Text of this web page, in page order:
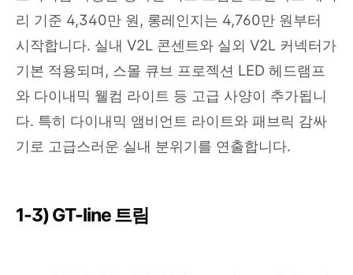
리 기준 4,340만 원, 롱레인지는 4,760만 원부터
시작합니다. 실내 V2L 콘센트와 실외 V2L 커넥터가
기본 적용되며, 스몰 큐브 프로젝션 LED 헤드램프
와 다이내믹 웰컴 라이트 등 고급 사양이 추가됩니
다. 특히 다이내믹 앰비언트 라이트와 패브릭 감싸
기로 고급스러운 실내 분위기를 연출합니다.
1-3) GT-line 트림